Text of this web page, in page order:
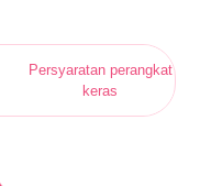
Persyaratan perangkat
keras